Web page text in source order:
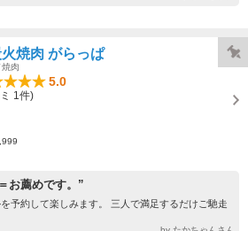
焼肉 がらっぱ
肉
5.0
1件)
お薦めです。”
予約して楽しみます。 三人で満足するだけご馳走